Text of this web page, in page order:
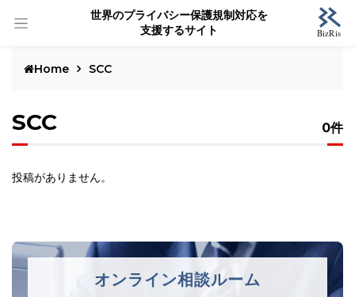
世界のプライバシー保護規制対応を
支援するサイト
Home SCC
SCC 0件
投稿がありません。
オンライン相談ルーム